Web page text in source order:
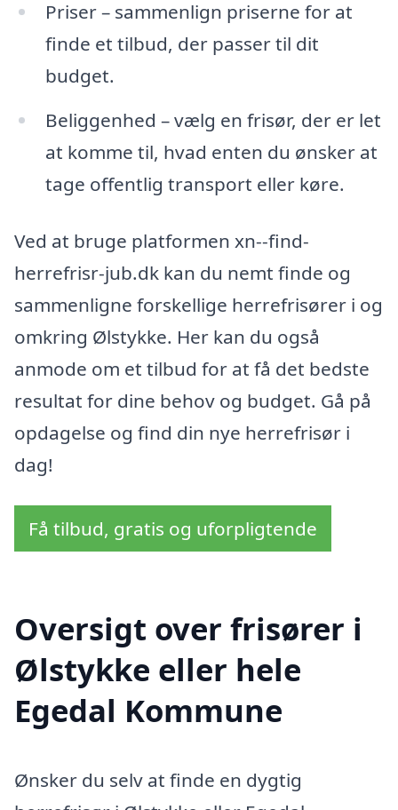
Priser – sammenlign priserne for at
finde et tilbud, der passer til dit
budget.
Beliggenhed – vælg en frisør, der er let
at komme til, hvad enten du ønsker at
tage offentlig transport eller køre.
Ved at bruge platformen xn--find-
herrefrisr-jub.dk kan du nemt finde og
sammenligne forskellige herrefrisører i og
omkring Ølstykke. Her kan du også
anmode om et tilbud for at få det bedste
resultat for dine behov og budget. Gå på
opdagelse og find din nye herrefrisør i
dag!
Få tilbud, gratis og uforpligtende
Oversigt over frisører i
Ølstykke eller hele
Egedal Kommune
Ønsker du selv at finde en dygtig